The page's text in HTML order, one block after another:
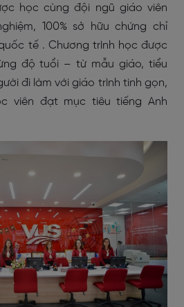
học cùng đội ngũ giáo viên
100% sở hữu chứng chỉ
tế . Chương trình học được
độ tuổi – từ mẫu giáo, tiểu
đi làm với giáo trình tinh gọn,
viên đạt mục tiêu tiếng Anh